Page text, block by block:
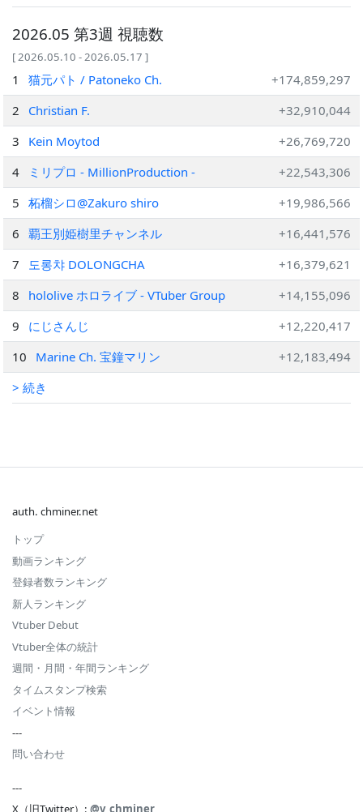
2026.05 第3週 視聴数
[ 2026.05.10 - 2026.05.17 ]
1 猫元パト / Patoneko Ch.
+174,859,297
2
Christian F.
+32,910,044
3
Kein Moytod
+26,769,720
4
ミリプロ - MillionProduction -
+22,543,306
5
柘榴シロ@Zakuro shiro
+19,986,566
6
覇王別姫樹里チャンネル
+16,441,576
7
도롱챠 DOLONGCHA
+16,379,621
8
hololive ホロライブ - VTuber Group
+14,155,096
9
にじさんじ
+12,220,417
10
Marine Ch. 宝鐘マリン
+12,183,494
> 続き
auth. chminer.net
トップ
動画ランキング
登録者数ランキング
新人ランキング
Vtuber Debut
Vtuber全体の統計
週間・月間・年間ランキング
タイムスタンプ検索
イベント情報
---
問い合わせ
---
X（旧Twitter）: @v_chminer